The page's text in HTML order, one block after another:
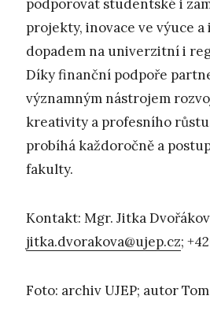
podporovat studentské i
projekty, inovace ve výuce
dopadem na univerzitní i
Díky finanční podpoře
významným nástrojem
kreativity a profesního
probíhá každoročně a
fakulty.
Kontakt: Mgr. Jitka
jitka.dvorakova@ujep.cz;
Foto: archiv UJEP; autor